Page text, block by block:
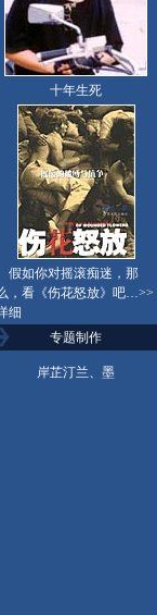
十年生死
假如你对摇滚痴迷，那
，看《伤花怒放》吧…>>
细
专题制作
岸芷汀兰、墨